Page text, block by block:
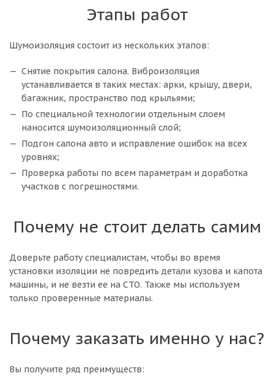
Этапы работ
Шумоизоляция состоит из нескольких этапов:
Снятие покрытия салона. Виброизоляция
устанавливается в таких местах: арки, крышу, двери,
багажник, пространство под крыльями;
По специальной технологии отдельным слоем
наносится шумоизоляционный слой;
Подгон салона авто и исправление ошибок на всех
уровнях;
Проверка работы по всем параметрам и доработка
участков с погрешностями.
Почему не стоит делать самим
Доверьте работу специалистам, чтобы во время
установки изоляции не повредить детали кузова и капота
машины, и не везти ее на СТО. Также мы используем
только проверенные материалы.
Почему заказать именно у нас?
Вы получите ряд преимуществ: